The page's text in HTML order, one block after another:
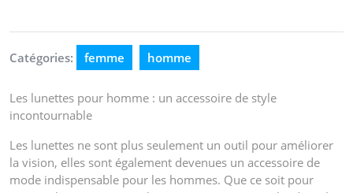
Catégories: femme homme
Les lunettes pour homme : un accessoire de style
incontournable
Les lunettes ne sont plus seulement un outil pour améliorer
la vision, elles sont également devenues un accessoire de
mode indispensable pour les hommes. Que ce soit pour